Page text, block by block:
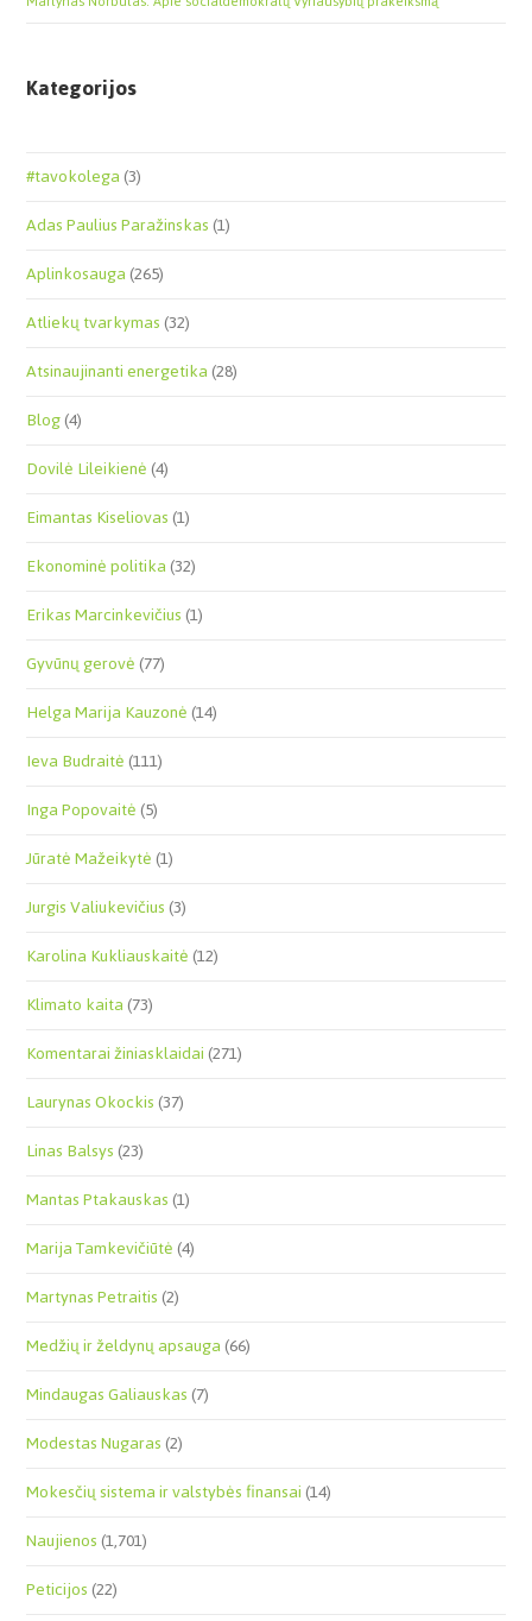
Kategorijos
#tavokolega(3)
Adas Paulius Paražinskas(1)
Aplinkosauga(265)
Atliekų tvarkymas(32)
Atsinaujinanti energetika(28)
Blog(4)
Dovilė Lileikienė(4)
Eimantas Kiseliovas(1)
Ekonominė politika(32)
Erikas Marcinkevičius(1)
Gyvūnų gerovė(77)
Helga Marija Kauzonė(14)
Ieva Budraitė(111)
Inga Popovaitė(5)
Jūratė Mažeikytė(1)
Jurgis Valiukevičius(3)
Karolina Kukliauskaitė(12)
Klimato kaita(73)
Komentarai žiniasklaidai(271)
Laurynas Okockis(37)
Linas Balsys(23)
Mantas Ptakauskas(1)
Marija Tamkevičiūtė(4)
Martynas Petraitis(2)
Medžių ir želdynų apsauga(66)
Mindaugas Galiauskas(7)
Modestas Nugaras(2)
Mokesčių sistema ir valstybės finansai(14)
Naujienos(1,701)
Peticijos(22)